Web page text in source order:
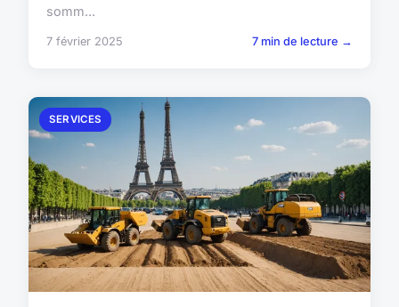
somm...
7 février 2025 7 min de lecture →
SERVICES